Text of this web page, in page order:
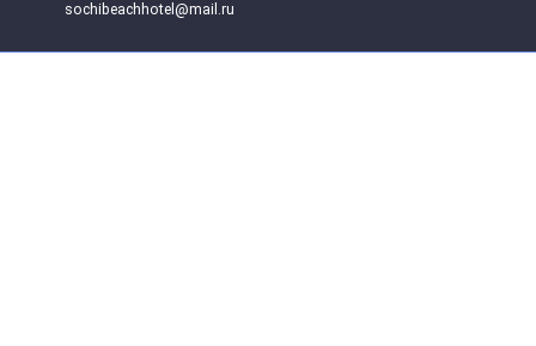
sochibeachhotel@mail.ru